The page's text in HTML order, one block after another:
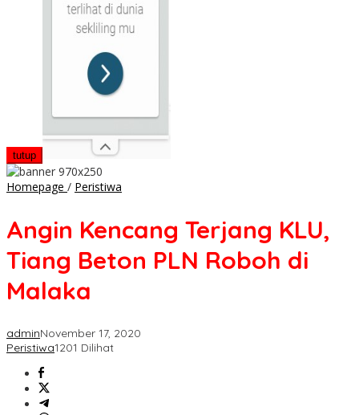
tutup
Homepage / Peristiwa
KLU,
Beton
Angin Kencang Terjang KLU,
Tiang Beton PLN Roboh di
Malaka
adminNovember 17, 2020
Peristiwa1201 Dilihat